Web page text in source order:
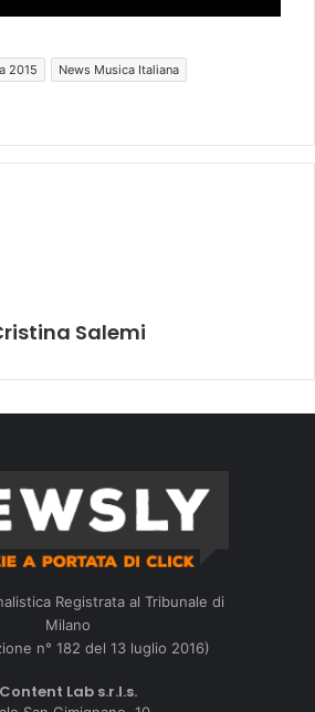
2015
News Musica Italiana
Salemi
Registrata al Tribunale di
Milano
n° 182 del 13 luglio 2016)
Content Lab s.r.l.s.